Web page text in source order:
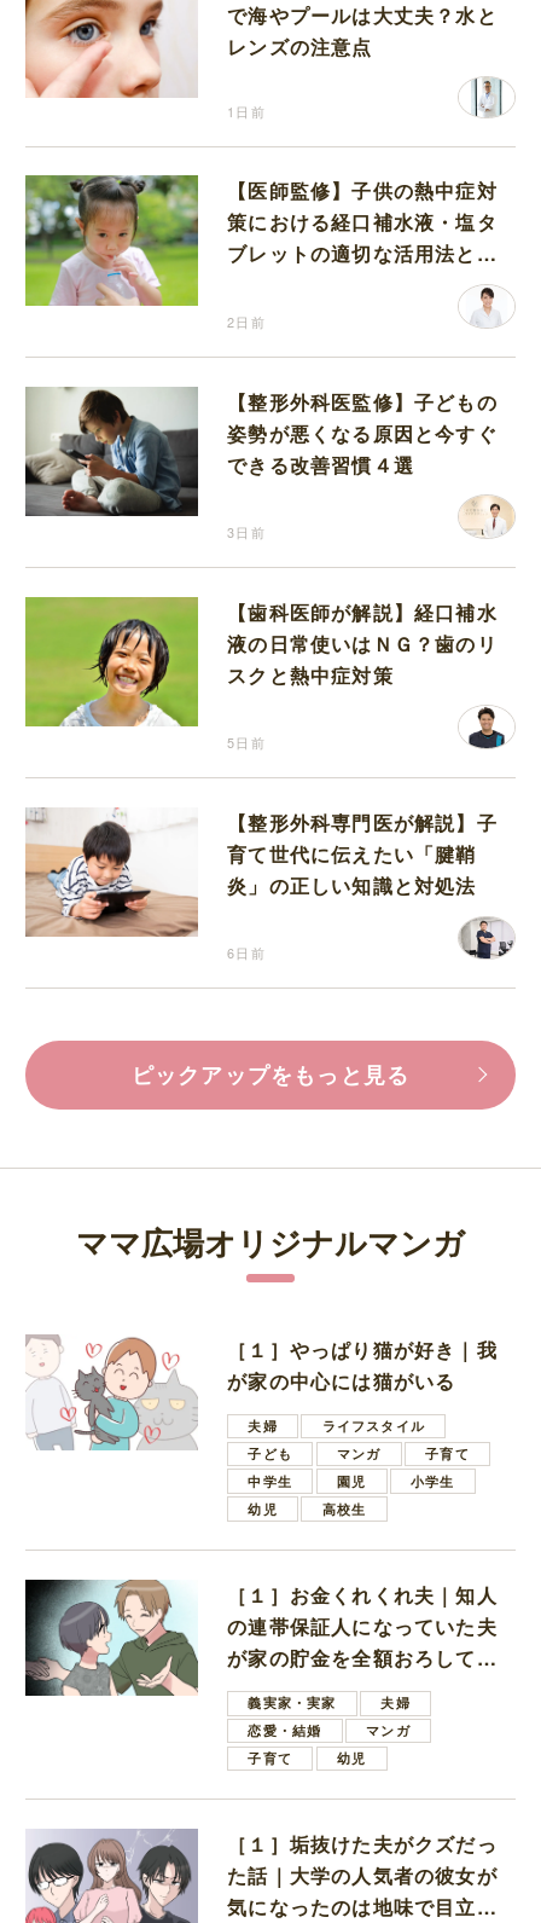
で海やプールは大丈夫？水と
レンズの注意点
1日前
【医師監修】子供の熱中症対
策における経口補水液・塩タ
ブレットの適切な活用法と水
2日前
【整形外科医監修】子どもの
姿勢が悪くなる原因と今すぐ
できる改善習慣４選
3日前
【歯科医師が解説】経口補水
液の日常使いはＮＧ？歯のリ
スクと熱中症対策
5日前
【整形外科専門医が解説】子
育て世代に伝えたい「腱鞘
炎」の正しい知識と対処法
6日前
ピックアップをもっと見る
ママ広場オリジナルマンガ
［１］やっぱり猫が好き｜我
が家の中心には猫がいる
夫婦
ライフスタイル
子ども
マンガ
子育て
中学生
園児
小学生
幼児
高校生
［１］お金くれくれ夫｜知人
の連帯保証人になっていた夫
が家の貯金を全額おろしてほ
しいと言ってきた
義実家・実家
夫婦
恋愛・結婚
マンガ
子育て
幼児
［１］垢抜けた夫がクズだっ
た話｜大学の人気者の彼女が
気になったのは地味で目立た